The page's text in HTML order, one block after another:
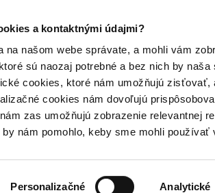
a kontaktnými údajmi?
na našom webe správate, a mohli vám
sú naozaj potrebné a bez nich by
cookies, ktoré nám umožňujú zisťovať,
cookies nám dovoľujú
zas umožňujú zobrazenie relevantnej
nám pomohlo, keby sme mohli používať
Personalizačné Analytické